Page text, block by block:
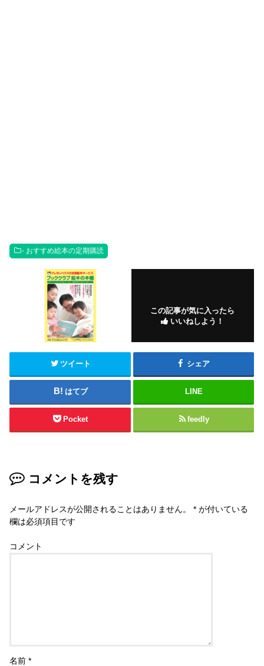
- おすすめ絵本の定期購読
この記事が気に入ったら
いいねしよう！
ツイート シェア
はてブ LINE
Pocket feedly
コメントを残す
メールアドレスが公開されることはありません。 * が付いている
欄は必須項目です
コメント
名前*